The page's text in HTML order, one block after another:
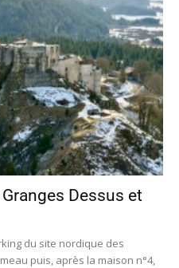
Dessus et
du site nordique des
puis, après la maison n°4,